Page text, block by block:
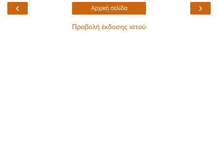
‹ ›
Αρχική σελίδα
Προβολή έκδοσης ιστού